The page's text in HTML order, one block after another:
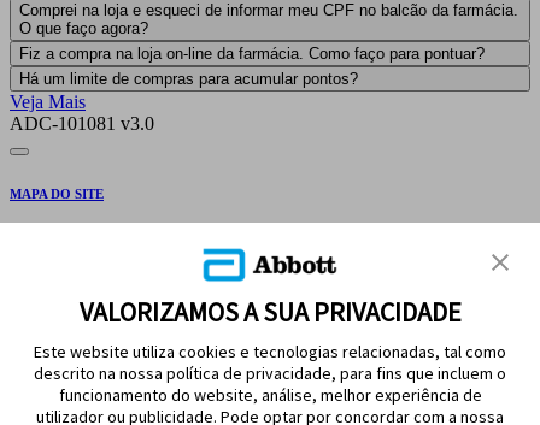
Comprei na loja e esqueci de informar meu CPF no balcão da farmácia.
O que faço agora?
Fiz a compra na loja on-line da farmácia. Como faço para pontuar?
Há um limite de compras para acumular pontos?
Veja Mais
ADC-101081 v3.0
MAPA DO SITE
VALORIZAMOS A SUA PRIVACIDADE
Este website utiliza cookies e tecnologias relacionadas, tal como
descrito na nossa política de privacidade, para fins que incluem o
funcionamento do website, análise, melhor experiência de
utilizador ou publicidade. Pode optar por concordar com a nossa